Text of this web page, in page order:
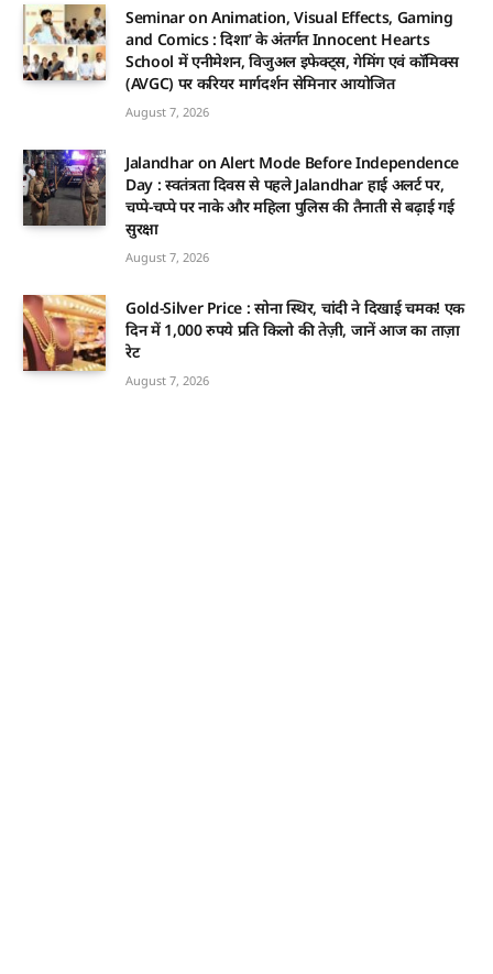
Seminar on Animation, Visual Effects, Gaming
and Comics : दिशा’ के अंतर्गत Innocent Hearts
School में एनीमेशन, विजुअल इफेक्ट्स, गेमिंग एवं कॉमिक्स
(AVGC) पर करियर मार्गदर्शन सेमिनार आयोजित
August 7, 2026
Jalandhar on Alert Mode Before Independence
Day : स्वतंत्रता दिवस से पहले Jalandhar हाई अलर्ट पर,
चप्पे-चप्पे पर नाके और महिला पुलिस की तैनाती से बढ़ाई गई
सुरक्षा
August 7, 2026
Gold-Silver Price : सोना स्थिर, चांदी ने दिखाई चमक! एक
दिन में 1,000 रुपये प्रति किलो की तेज़ी, जानें आज का ताज़ा
रेट
August 7, 2026